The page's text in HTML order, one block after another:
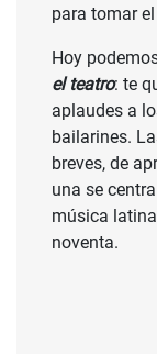
para tomar
Hoy
el teatro: te
aplaudes a
bailarines.
breves, de
una se
música
noventa.